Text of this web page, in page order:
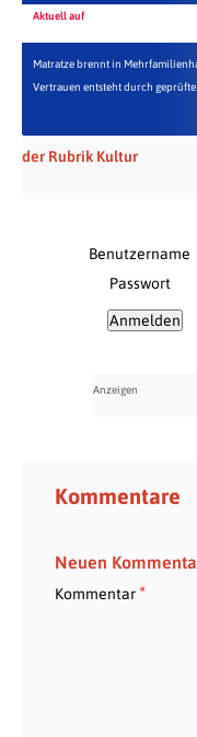
Aktuell auf
Matratze brennt in
Vertrauen entsteht durch
der Rubrik Kultur
Benutzername
Passwort
Kommentare
Neuen
Kommentar*